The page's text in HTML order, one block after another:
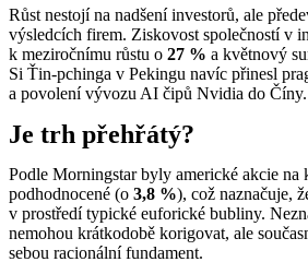
Růst nestojí na nadšení investorů, ale
výsledcích firem. Ziskovost společností v
k meziročnímu růstu o 27 % a květnový
Si Ťin-pchinga v Pekingu navíc přinesl
a povolení vývozu AI čipů Nvidia do Číny.
Je trh přehřátý?
Podle Morningstar byly americké akcie na
podhodnocené (o 3,8 %), což naznačuje,
v prostředí typické euforické bubliny.
nemohou krátkodobě korigovat, ale
sebou racionální fundament.